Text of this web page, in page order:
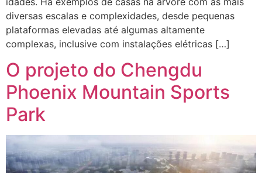
diversas escalas e complexidades, desde pequenas
plataformas elevadas até algumas altamente
complexas, inclusive com instalações elétricas […]
O projeto do Chengdu
Phoenix Mountain Sports
Park